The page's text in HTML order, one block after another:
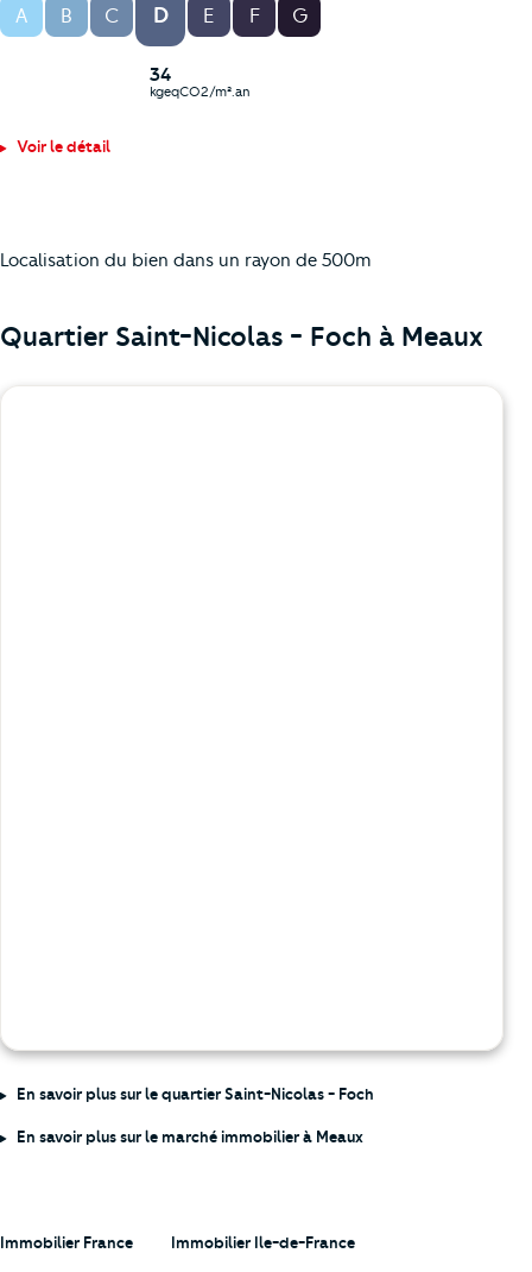
A B C D
34
kgeqCO2/m².an
E F G
Voir le détail
Localisation du bien dans un rayon de 500m
Quartier Saint-Nicolas - Foch à Meaux
En savoir plus sur le quartier Saint-Nicolas - Foch
En savoir plus sur le marché immobilier à Meaux
Immobilier France Immobilier Ile-de-France